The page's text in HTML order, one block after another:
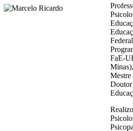
FaE-
Doutor